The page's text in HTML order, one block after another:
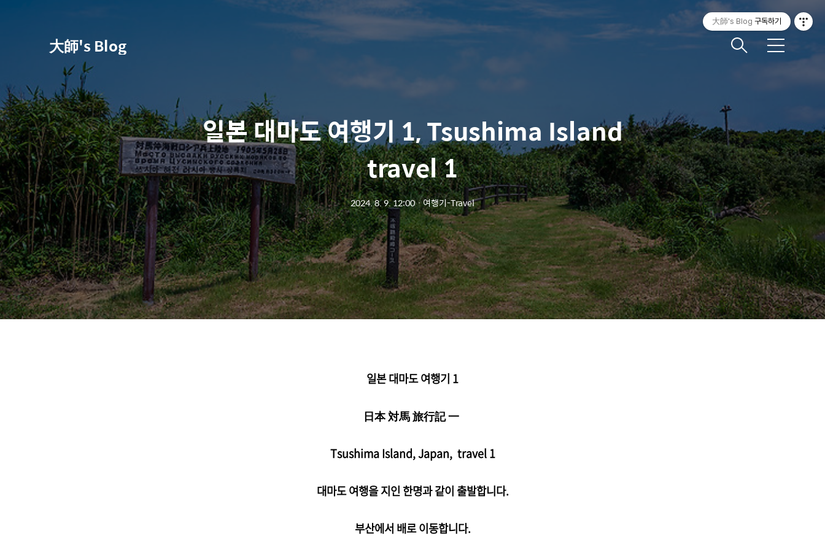
大師's Blog 메
뉴
일본 대마도 여행기 1, Tsushima Island
travel 1
2024. 8. 9. 12:00ㆍ여행기-Travel
일본 대마도 여행기 1
日本対馬旅行記 一
Tsushima Island, Japan, travel 1
대마도 여행을 지인 한명과 같이 출발합니다.
부산에서 배로 이동합니다.
大師's Blog 구독하기